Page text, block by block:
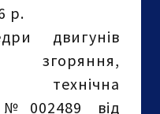
р.
двигунів
згоряння,
технічна
№002489 від